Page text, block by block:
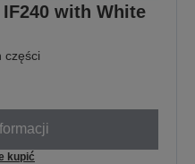
with White
części
kupić